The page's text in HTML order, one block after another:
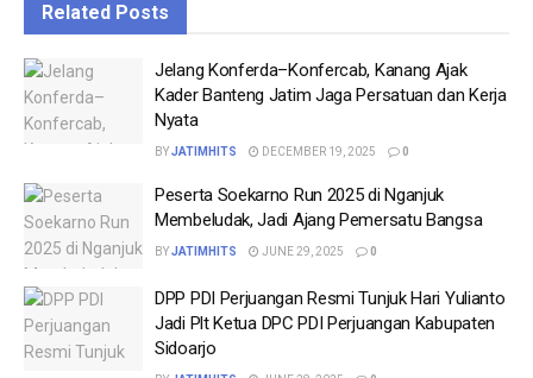
Related Posts
Jelang Konferda–Konfercab, Kanang Ajak
Kader Banteng Jatim Jaga Persatuan dan Kerja
Nyata
BYJATIMHITS DECEMBER 19, 2025 0
Peserta Soekarno Run 2025 di Nganjuk
Membeludak, Jadi Ajang Pemersatu Bangsa
BYJATIMHITS JUNE 29, 2025 0
DPP PDI Perjuangan Resmi Tunjuk Hari Yulianto
Jadi Plt Ketua DPC PDI Perjuangan Kabupaten
Sidoarjo